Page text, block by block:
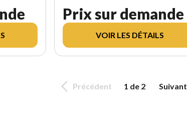
Prix sur demande
VOIR LES DÉTAILS
Précédent 1 de 2 Suivant